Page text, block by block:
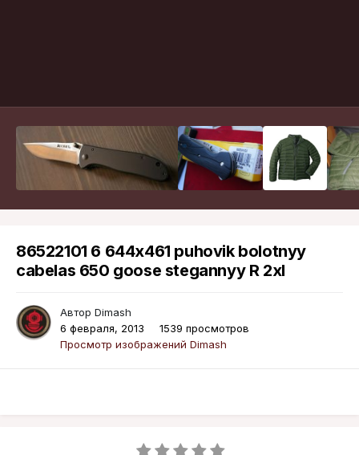
86522101 6 644x461 puhovik bolotnyy
cabelas 650 goose stegannyy R 2xl
Автор Dimash
6 февраля, 2013
1539 просмотров
Просмотр изображений Dimash